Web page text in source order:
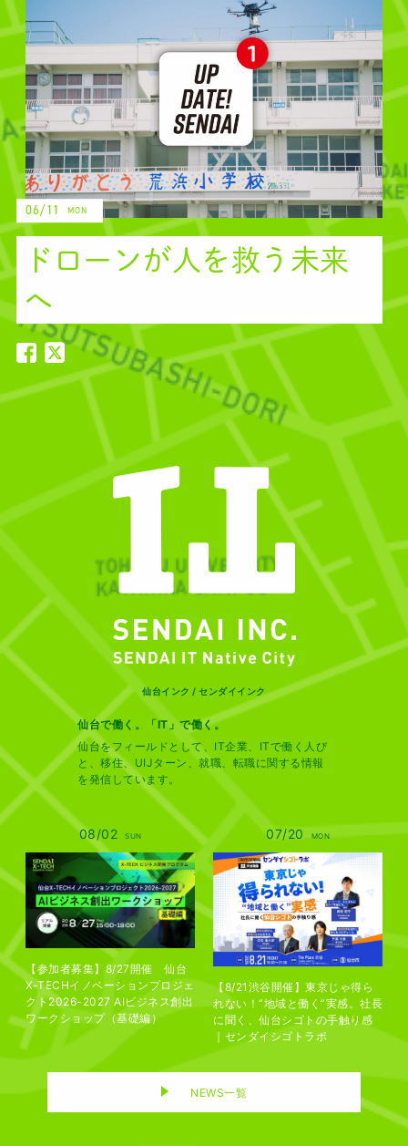
06/11 MON
ドローンが人を救う未来
へ
ドローンが人を救う未来
ドローンが人を救う未
仙台インク / センダイインク
仙台で働く。「IT」で働く。
仙台をフィールドとして、IT企業、ITで働く⼈び
と、移住、UIJターン、就職、転職に関する情報
を発信しています。
08/02 SUN
【参加者募集】8/27開催 仙台
X-TECHイノベーションプロジェ
クト2026-2027 AIビジネス創出
ワークショップ（基礎編）
07/20 MON
【8/21渋谷開催】東京じゃ得ら
れない！“地域と働く”実感。社長
に聞く、仙台シゴトの手触り感
｜センダイシゴトラボ
NEWS一覧